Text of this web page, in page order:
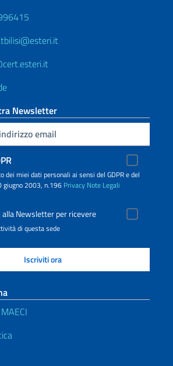
Newsletter
dei miei dati personali ai sensi del GDPR e del
giugno 2003, n.196 Privacy Note Legali
Newsletter per ricevere
di questa sede